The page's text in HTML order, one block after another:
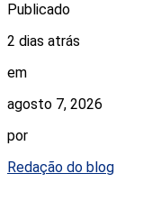
Publicado
2 dias atrás
em
agosto 7, 2026
por
Redação do blog